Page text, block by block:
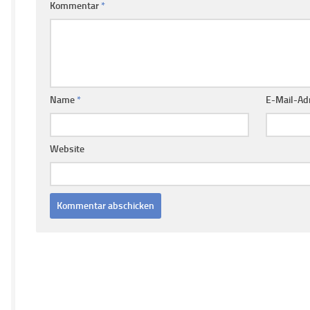
Kommentar *
Name * E-Mail-
Website